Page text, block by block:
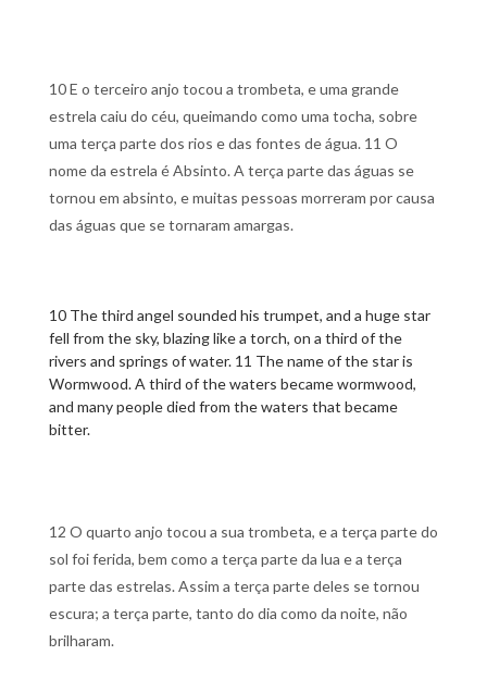
10 E o terceiro anjo tocou a trombeta, e uma grande
estrela caiu do céu, queimando como uma tocha, sobre
uma terça parte dos rios e das fontes de água. 11 O
nome da estrela é Absinto. A terça parte das águas se
tornou em absinto, e muitas pessoas morreram por causa
das águas que se tornaram amargas.
10 The third angel sounded his trumpet, and a huge star
fell from the sky, blazing like a torch, on a third of the
rivers and springs of water. 11 The name of the star is
Wormwood. A third of the waters became wormwood,
and many people died from the waters that became
bitter.
12 O quarto anjo tocou a sua trombeta, e a terça parte do
sol foi ferida, bem como a terça parte da lua e a terça
parte das estrelas. Assim a terça parte deles se tornou
escura; a terça parte, tanto do dia como da noite, não
brilharam.